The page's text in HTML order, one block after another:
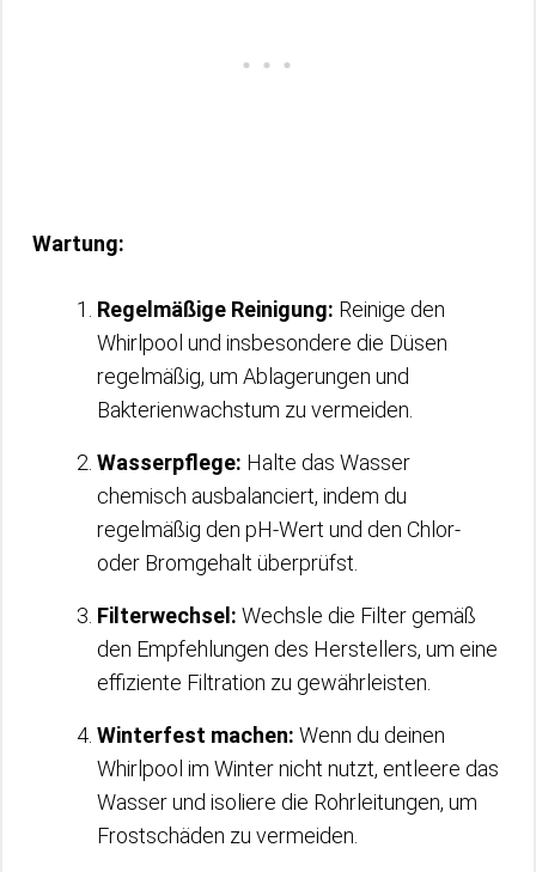
Wartung:
Regelmäßige Reinigung: Reinige den
Whirlpool und insbesondere die Düsen
regelmäßig, um Ablagerungen und
Bakterienwachstum zu vermeiden.
Wasserpflege: Halte das Wasser
chemisch ausbalanciert, indem du
regelmäßig den pH-Wert und den Chlor-
oder Bromgehalt überprüfst.
Filterwechsel: Wechsle die Filter gemäß
den Empfehlungen des Herstellers, um eine
effiziente Filtration zu gewährleisten.
Winterfest machen: Wenn du deinen
Whirlpool im Winter nicht nutzt, entleere das
Wasser und isoliere die Rohrleitungen, um
Frostschäden zu vermeiden.